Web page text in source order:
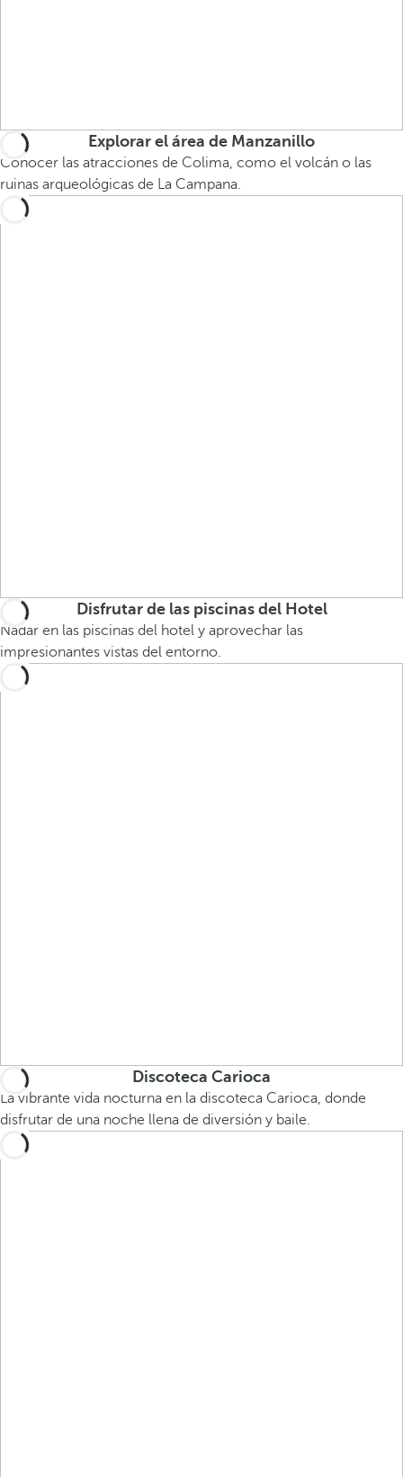
Explorar el área de Manzanillo
Conocer las atracciones de Colima, como el volcán o las
ruinas arqueológicas de La Campana.
Disfrutar de las piscinas del Hotel
Nadar en las piscinas del hotel y aprovechar las
impresionantes vistas del entorno.
Discoteca Carioca
La vibrante vida nocturna en la discoteca Carioca, donde
disfrutar de una noche llena de diversión y baile.